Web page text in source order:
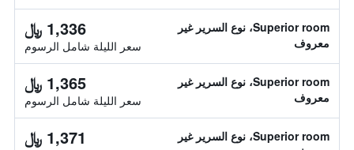
Superior room، نوع السرير غير
معروف
1,336 ﷼
سعر الليلة شامل الرسوم
Superior room، نوع السرير غير
معروف
1,365 ﷼
سعر الليلة شامل الرسوم
Superior room، نوع السرير غير
1,371 ﷼